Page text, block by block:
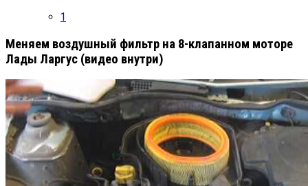
1
Меняем воздушный фильтр на 8-клапанном моторе
Лады Ларгус (видео внутри)